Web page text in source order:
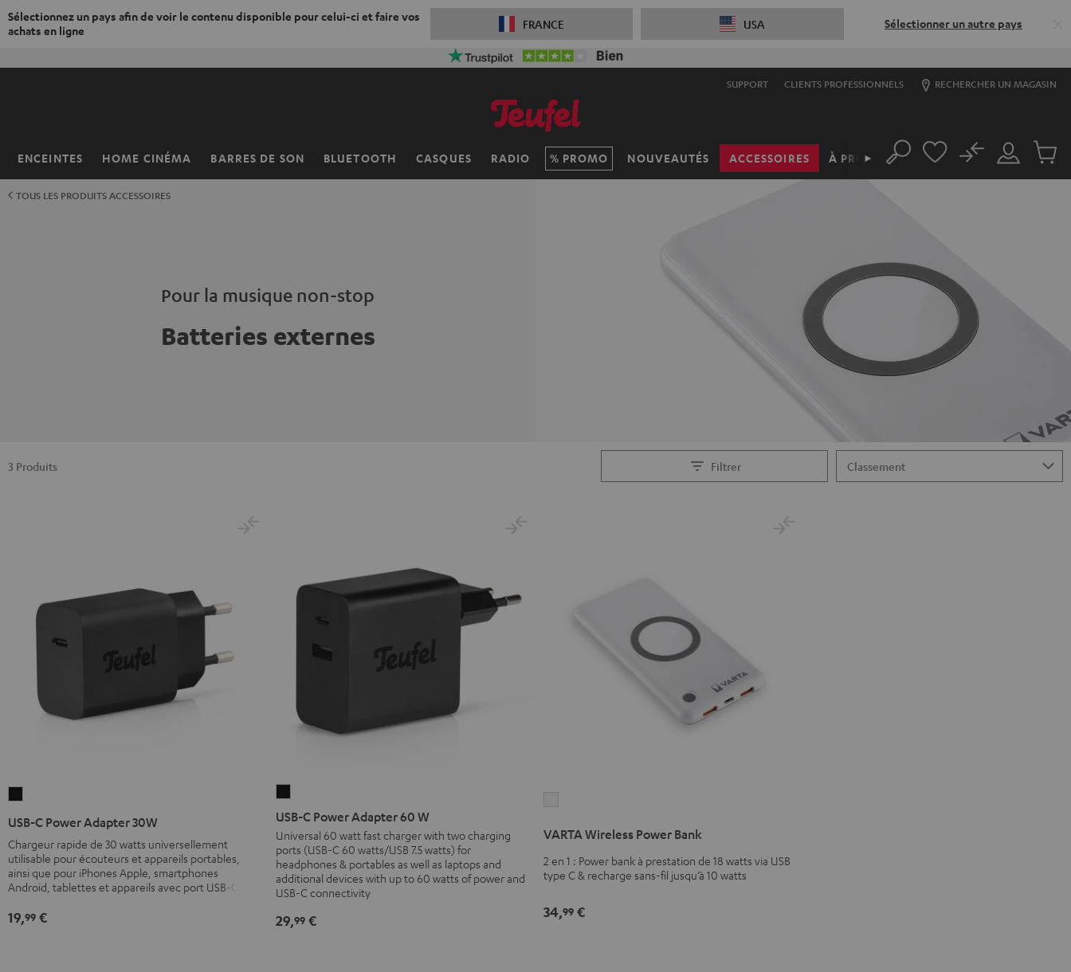
Sélectionnez un pays afin de voir le contenu disponible pour celui-ci et faire vos
achats en ligne
FRANCE USA Sélectionner un autre pays
SUPPORT CLIENTS PROFESSIONNELS RECHERCHER UN MAGASIN
ENCEINTES HOME CINÉMA BARRES DE SON BLUETOOTH CASQUES RADIO PROMO NOUVEAUTÉS ACCESSOIRES À PROPOS
►
Page
Rechercher
Mon
compte
No
TOUS LES PRODUITS ACCESSOIRES
Pour la musique non-stop
Batteries externes
Filtrer
3 Produits
Adapter
30W
Noir
USB-C Power Adapter 30W
Chargeur rapide de 30 watts universellement
utilisable pour écouteurs et appareils portables,
ainsi que pour iPhones Apple, smartphones
Android, tablettes et appareils avec port USB-C
19,99 €
C
Power
Adapter
60
W
USB-C Power Adapter 60 W
Universal 60 watt fast charger with two charging
ports (USB-C 60 watts/USB 7.5 watts) for
headphones & portables as well as laptops and
additional devices with up to 60 watts of power and
USB-C connectivity
29,99 €
Power
Bank
Blanc
VARTA Wireless Power Bank
2 en 1 : Power bank à prestation de 18 watts via USB
type C & recharge sans-fil jusqu’à 10 watts
34,99 €